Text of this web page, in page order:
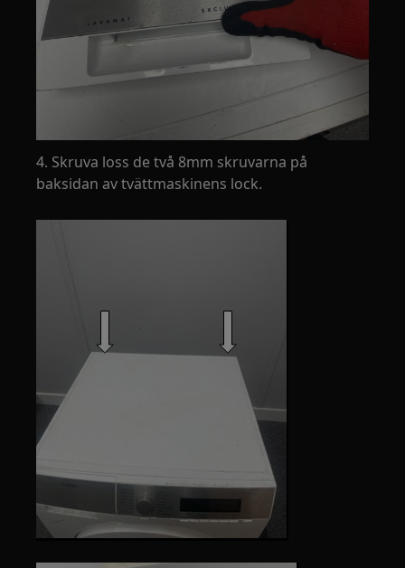
4. Skruva loss de två 8mm skruvarna på
baksidan av tvättmaskinens lock.